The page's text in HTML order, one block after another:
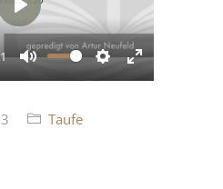
Mute Settings
Enter
Play
Taufe